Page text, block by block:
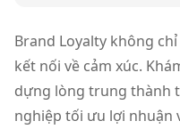
Brand Loyalty không
kết nối về cảm xúc.
dựng lòng trung thành
nghiệp tối ưu lợi nhuận